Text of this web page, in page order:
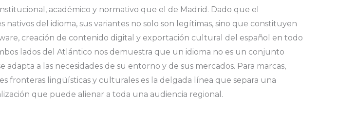
académico y normativo que el de Madrid. Dado que el
del idioma, sus variantes no solo son legítimas, sino que constituyen
creación de contenido digital y exportación cultural del español en todo
lados del Atlántico nos demuestra que un idioma no es un conjunto
a las necesidades de su entorno y de sus mercados. Para marcas,
fronteras lingüísticas y culturales es la delgada línea que separa una
que puede alienar a toda una audiencia regional.